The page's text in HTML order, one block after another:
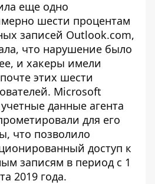
еще одно
шести процентам
записей Outlook.com,
что нарушение было
и хакеры имели
этих шести
Microsoft
данные агента
для его
что позволило
доступ к
записям в период с 1
2019 года.